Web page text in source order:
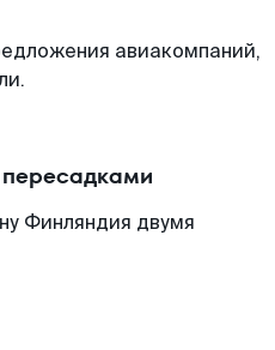
авиакомпаний,
Финляндия двумя